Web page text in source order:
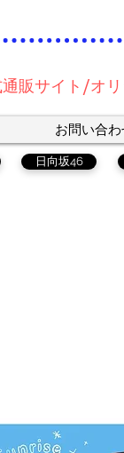
通販サイト/オ
日向坂46
お問い合